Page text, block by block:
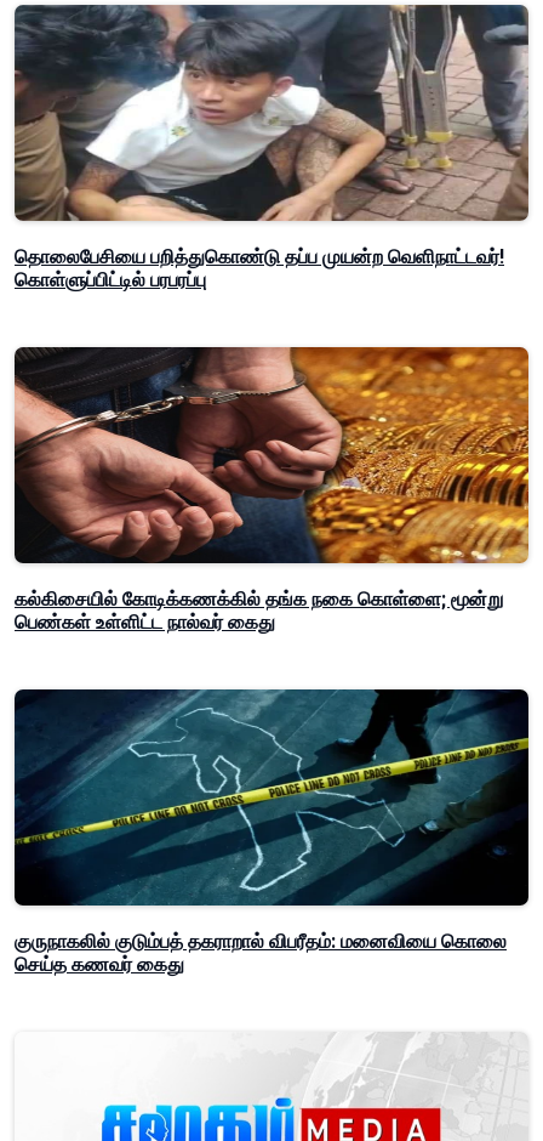
தொலைபேசியை பறித்துகொண்டு தப்ப முயன்ற வெளிநாட்டவர்!
கொள்ளுப்பிட்டில் பரபரப்பு
கல்கிசையில் கோடிக்கணக்கில் தங்க நகை கொள்ளை; மூன்று
பெண்கள் உள்ளிட்ட நால்வர் கைது
குருநாகலில் குடும்பத் தகராறால் விபரீதம்: மனைவியை கொலை
செய்த கணவர் கைது